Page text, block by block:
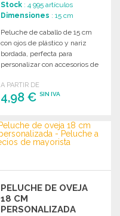
Stock : 4 995 artículos
Dimensiones : 15 cm
Peluche de caballo de 15 cm
con ojos de plástico y nariz
bordada, perfecta para
personalizar con accesorios de
A PARTIR DE
4,98 €SIN IVA
PEDIR
Solicitar un presupuesto
PELUCHE DE OVEJA
18 CM
PERSONALIZADA